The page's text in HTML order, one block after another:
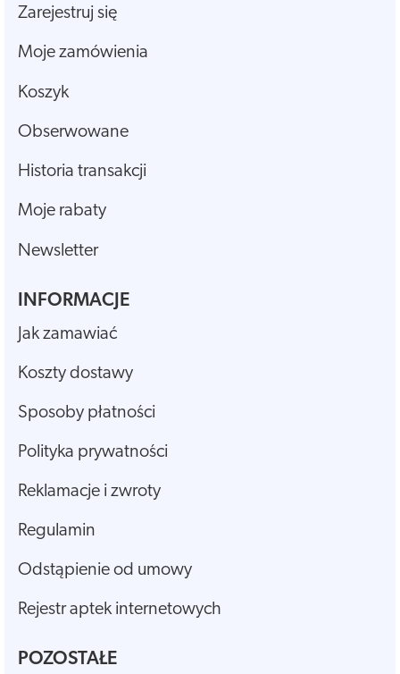
Zarejestruj się
Moje zamówienia
Koszyk
Obserwowane
Historia transakcji
Moje rabaty
Newsletter
INFORMACJE
Jak zamawiać
Koszty dostawy
Sposoby płatności
Polityka prywatności
Reklamacje i zwroty
Regulamin
Odstąpienie od umowy
Rejestr aptek internetowych
POZOSTAŁE